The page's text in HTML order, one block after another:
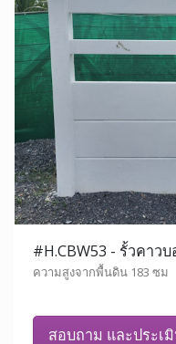
#H.CBW53 - รั้วคาว
ความสูงจากพื้นดิน 183 ซม
สอบถาม และประเ